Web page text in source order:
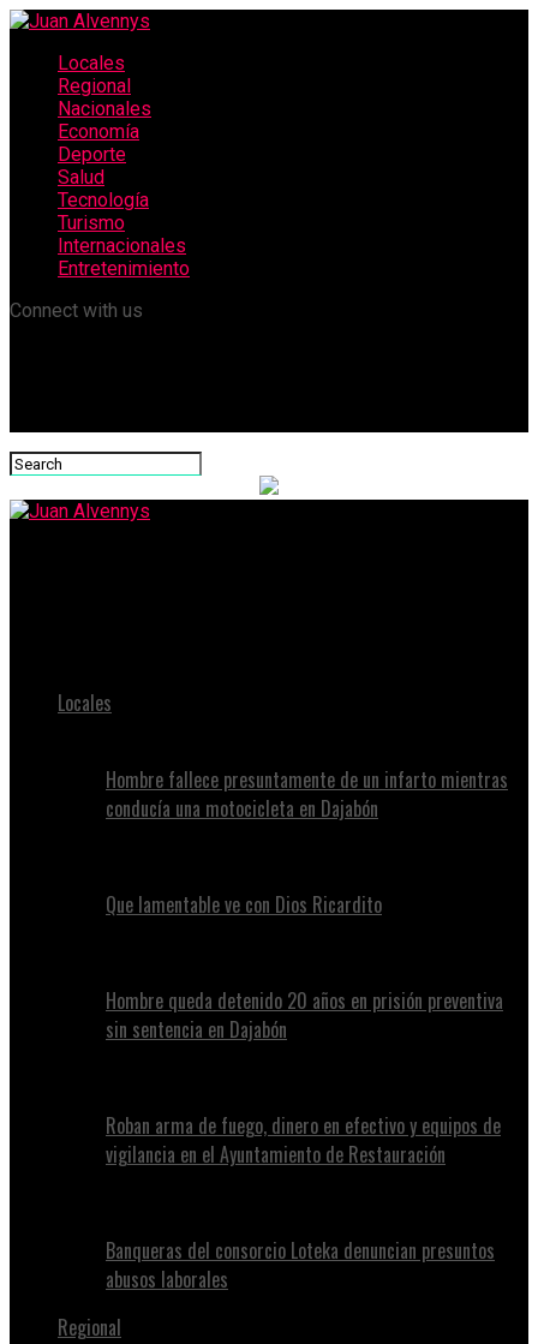
Locales
Regional
Nacionales
Economía
Deporte
Salud
Tecnología
Turismo
Internacionales
Entretenimiento
Connect with us
Locales
Hombre fallece presuntamente de un infarto mientras
conducía una motocicleta en Dajabón
Que lamentable ve con Dios Ricardito
Hombre queda detenido 20 años en prisión preventiva
sin sentencia en Dajabón
Roban arma de fuego, dinero en efectivo y equipos de
vigilancia en el Ayuntamiento de Restauración
Banqueras del consorcio Loteka denuncian presuntos
abusos laborales
Regional